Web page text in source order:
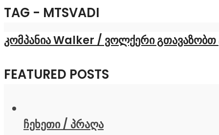
TAG - MTSVADI
კომპანია Walker / ვოლქერი გთავაზობთ
FEATURED POSTS
ჩეხეთი / პრაღა